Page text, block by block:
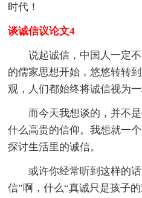
时代！
谈诚信议论文4
说起诚信，中国人一定不
的儒家思想开始，悠悠转转
观，人们都始终将诚信视为一
而今天我想谈的，并不是
什么高贵的信仰。我想就一
探讨生活里的诚信。
或许你经常听到这样的话
信”啊，什么“真诚只是孩子